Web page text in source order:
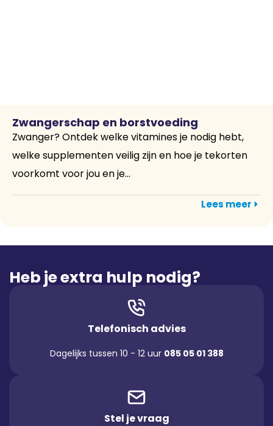
Zwangerschap en borstvoeding
Zwanger? Ontdek welke vitamines je nodig hebt,
welke supplementen veilig zijn en hoe je tekorten
voorkomt voor jou en je...
Lees meer
Heb je extra hulp nodig?
Telefonisch advies
Dagelijks tussen 10 - 12 uur 085 05 01 388
Stel je vraag